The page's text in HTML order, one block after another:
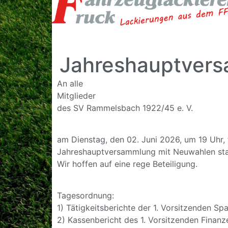
An alle
Mitglieder
des SV Rammelsbach 1922/45 e. V.
am Dienstag, den 02. Juni 2026, um 19
Jahreshauptversammlung mit Neuwahlen
Wir hoffen auf eine rege Beteiligung.
Tagesordnung:
1) Tätigkeitsberichte der 1. Vorsitzenden
2) Kassenbericht des 1. Vorsitzenden